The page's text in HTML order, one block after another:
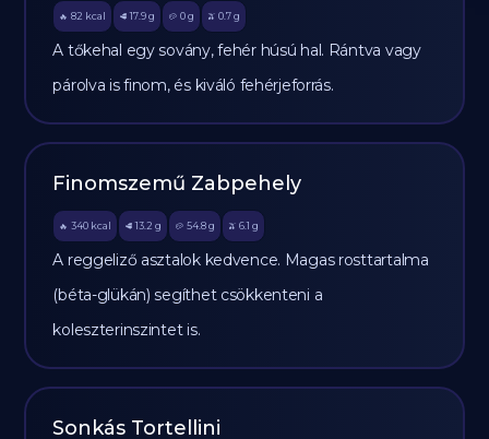
🔥 82 kcal 🥩 17.9 g 🥔 0g 🫒 0.7 g
A tőkehal egy sovány, fehér húsú hal. Rántva vagy
párolva is finom, és kiváló fehérjeforrás.
Finomszemű Zabpehely
🔥 340 kcal 🥩 13.2 g 🥔 54.8g 🫒 6.1 g
A reggeliző asztalok kedvence. Magas rosttartalma
(béta-glükán) segíthet csökkenteni a
koleszterinszintet is.
Sonkás Tortellini